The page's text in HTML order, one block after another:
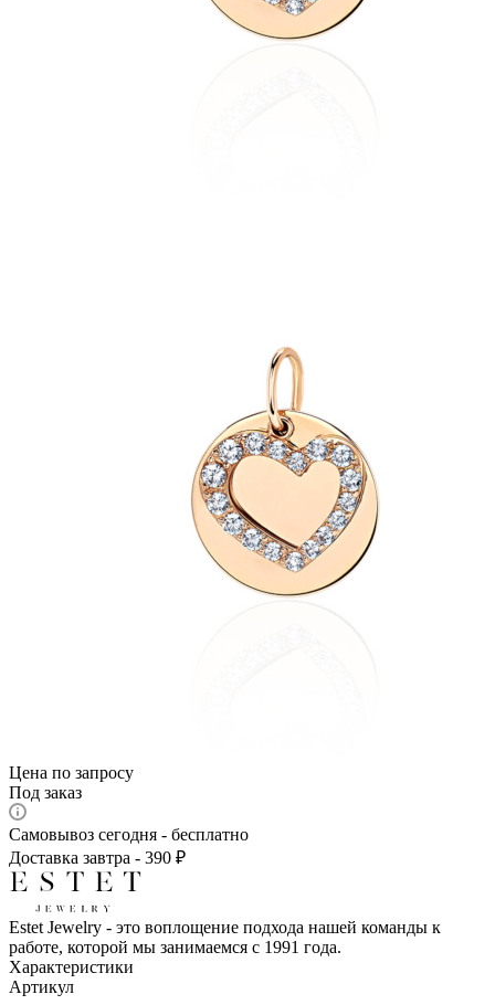
Цена по запросу
Под заказ
Самовывоз сегодня - бесплатно
Доставка завтра - 390 ₽
Estet Jewelry - это воплощение подхода нашей команды к
работе, которой мы занимаемся с 1991 года.
Характеристики
Артикул